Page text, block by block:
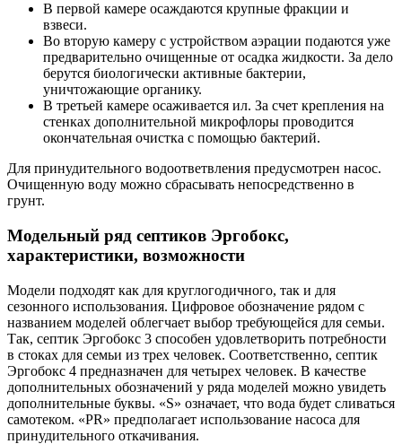
В первой камере осаждаются крупные фракции и
взвеси.
Во вторую камеру с устройством аэрации подаются уже
предварительно очищенные от осадка жидкости. За дело
берутся биологически активные бактерии,
уничтожающие органику.
В третьей камере осаживается ил. За счет крепления на
стенках дополнительной микрофлоры проводится
окончательная очистка с помощью бактерий.
Для принудительного водоответвления предусмотрен насос.
Очищенную воду можно сбрасывать непосредственно в
грунт.
Модельный ряд септиков Эргобокс,
характеристики, возможности
Модели подходят как для круглогодичного, так и для
сезонного использования. Цифровое обозначение рядом с
названием моделей облегчает выбор требующейся для семьи.
Так, септик Эргобокс 3 способен удовлетворить потребности
в стоках для семьи из трех человек. Соответственно, септик
Эргобокс 4 предназначен для четырех человек. В качестве
дополнительных обозначений у ряда моделей можно увидеть
дополнительные буквы. «S» означает, что вода будет сливаться
самотеком. «PR» предполагает использование насоса для
принудительного откачивания.